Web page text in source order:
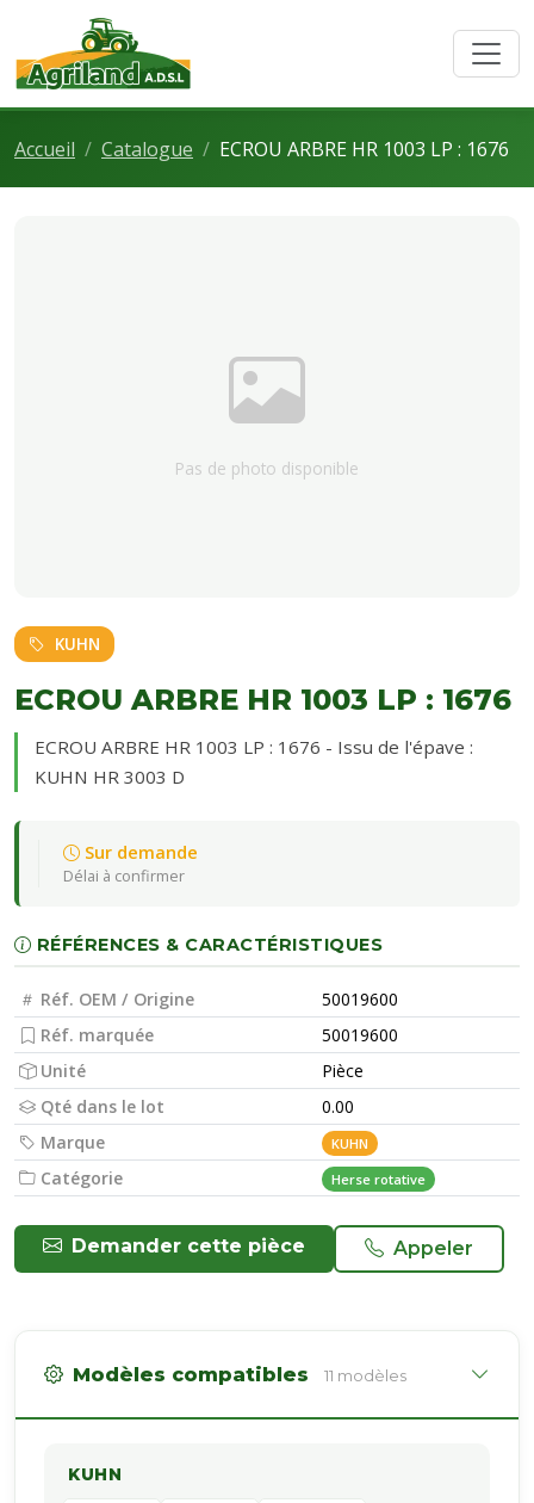
Accueil Catalogue ECROU ARBRE HR 1003 LP : 1676
Pas de photo disponible
KUHN
ECROU ARBRE HR 1003 LP : 1676
ECROU ARBRE HR 1003 LP : 1676 - Issu de l'épave :
KUHN HR 3003 D
Sur demande
Délai à confirmer
RÉFÉRENCES & CARACTÉRISTIQUES
Réf. OEM / Origine
50019600
Réf. marquée
50019600
Unité
Pièce
Qté dans le lot
0.00
Marque
KUHN
Catégorie Herse rotative
Demander cette pièce Appeler
Modèles compatibles 11 modèles
KUHN